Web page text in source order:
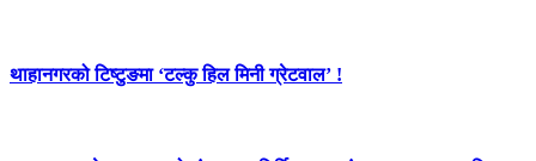
थाहानगरको टिष्टुङमा ‘टल्कु हिल मिनी ग्रेटवाल’ !